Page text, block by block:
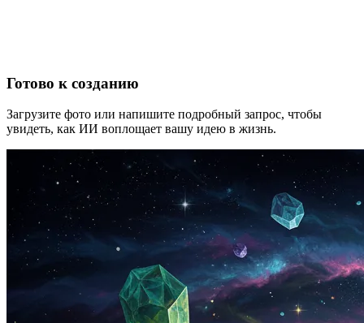
Готово к созданию
Загрузите фото или напишите подробный запрос, чтобы
увидеть, как ИИ воплощает вашу идею в жизнь.